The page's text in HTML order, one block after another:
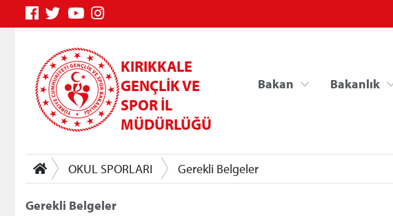
KIRIKKALE
GENÇLİK VE
SPOR İL
MÜDÜRLÜĞÜ
Bakan Bakanlık
OKUL SPORLARI Gerekli Belgeler
Gerekli Belgeler